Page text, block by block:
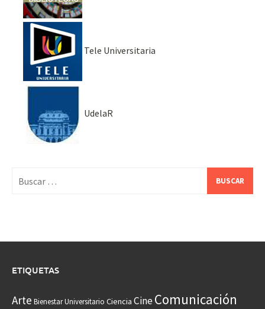
Tele Universitaria
UdelaR
ETIQUETAS
Arte Bienestar Universitario Ciencia CineComunicación